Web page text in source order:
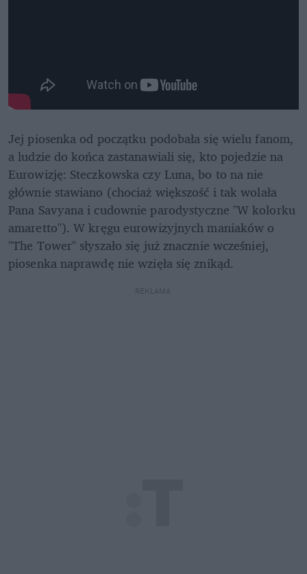
Jej piosenka od początku podobała się wielu fanom,
a ludzie do końca zastanawiali się, kto pojedzie na
Eurowizję: Steczkowska czy Luna, bo to na nie
głównie stawiano (chociaż większość i tak wolała
Pana Savyana i cudownie parodystyczne "W kolorku
amaretto"). W kręgu eurowizyjnych maniaków o
"The Tower" słyszało się już znacznie wcześniej,
piosenka naprawdę nie wzięła się znikąd.
REKLAMA